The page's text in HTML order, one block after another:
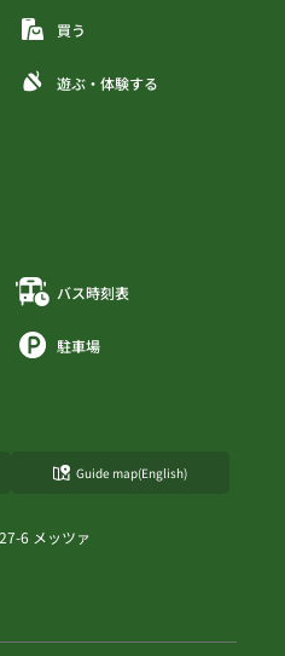
買う
遊ぶ・体験する
バス時刻表
駐車場
Guide map(English)
6 メッツァ